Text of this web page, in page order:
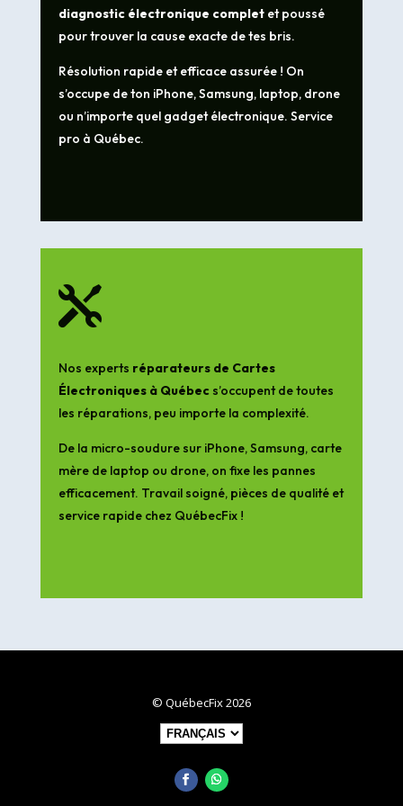
diagnostic électronique completet poussé
pour trouver la cause exacte de tes bris.
Résolution rapide et efficace assurée ! On
s’occupe de ton iPhone, Samsung, laptop, drone
ou n’importe quel gadget électronique. Service
pro à Québec.

Nos experts réparateurs de Cartes
Électroniques à Québecs’occupent de toutes
les réparations, peu importe la complexité.
De la micro-soudure sur iPhone, Samsung, carte
mère de laptop ou drone, on fixe les pannes
efficacement. Travail soigné, pièces de qualité et
service rapide chez QuébecFix !
© QuébecFix 2026